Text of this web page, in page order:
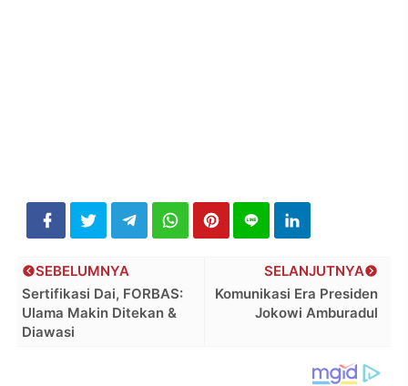
SELANJUTNYA
Komunikasi Era Presiden
Jokowi Amburadul
SEBELUMNYA
Sertifikasi Dai, FORBAS:
Ulama Makin Ditekan &
Diawasi